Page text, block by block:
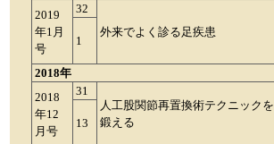
2019
年1月
号
32
外来でよく診る足疾患
1
2018年
2018
年12
月号
31
人工股関節再置換術テクニックを
鍛える
13